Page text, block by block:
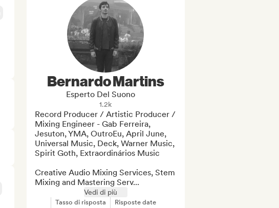
Bernardo Martins
Esperto Del Suono
1.2k
Record Producer / Artistic Producer /
Mixing Engineer - Gab Ferreira,
Jesuton, YMA, OutroEu, April June,
Universal Music, Deck, Warner Music,
Spirit Goth, Extraordinários Music
Creative Audio Mixing Services, Stem
Mixing and Mastering Serv...
Vedi di più
Tasso di risposta Risposte date